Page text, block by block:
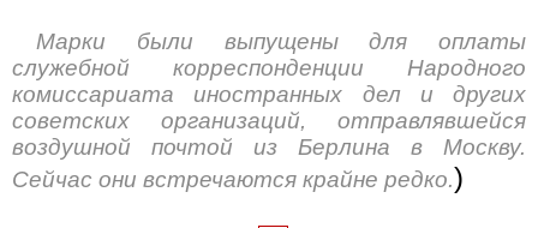
Марки были выпущены для оплаты
служебной корреспонденции Народного
комиссариата иностранных дел и других
советских организаций, отправлявшейся
воздушной почтой из Берлина в Москву.
Сейчас они встречаются крайне редко.)